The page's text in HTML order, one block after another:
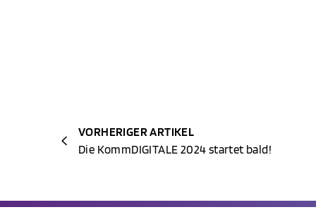
VORHERIGER ARTIKEL
Die KommDIGITALE 2024 startet bald!